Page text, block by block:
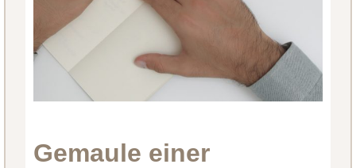
Gemaule einer